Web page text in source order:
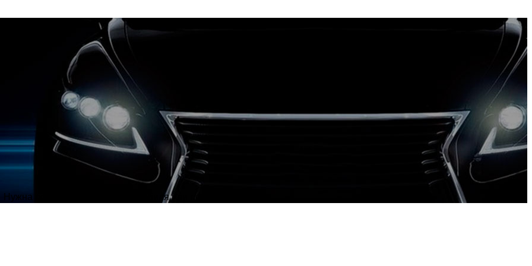
Нужна полировка кузова автомобиля или полировка фар?